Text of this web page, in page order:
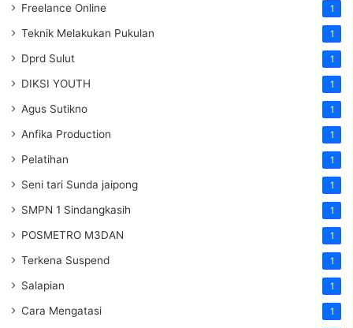
Freelance Online 1
Teknik Melakukan Pukulan 1
Dprd Sulut 1
DIKSI YOUTH 1
Agus Sutikno 1
Anfika Production 1
Pelatihan 1
Seni tari Sunda jaipong 1
SMPN 1 Sindangkasih 1
POSMETRO M3DAN 1
Terkena Suspend 1
Salapian 1
Cara Mengatasi 1